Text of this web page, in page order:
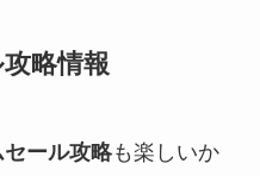
略情報
セール攻略も楽しいか